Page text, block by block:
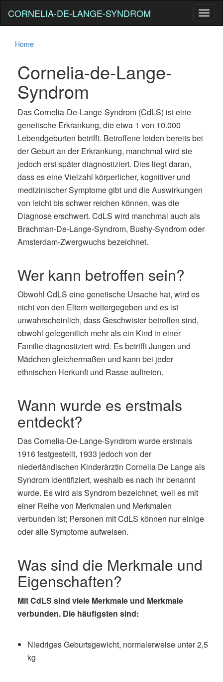
CORNELIA-DE-LANGE-SYNDROM
Home
Cornelia-de-Lange-
Syndrom
Das Cornelia-De-Lange-Syndrom (CdLS) ist eine
genetische Erkrankung, die etwa 1 von 10.000
Lebendgeburten betrifft. Betroffene leiden bereits bei
der Geburt an der Erkrankung, manchmal wird sie
jedoch erst später diagnostiziert. Dies liegt daran,
dass es eine Vielzahl körperlicher, kognitiver und
medizinischer Symptome gibt und die Auswirkungen
von leicht bis schwer reichen können, was die
Diagnose erschwert. CdLS wird manchmal auch als
Brachman-De-Lange-Syndrom, Bushy-Syndrom oder
Amsterdam-Zwergwuchs bezeichnet.
Wer kann betroffen sein?
Obwohl CdLS eine genetische Ursache hat, wird es
nicht von den Eltern weitergegeben und es ist
unwahrscheinlich, dass Geschwister betroffen sind,
obwohl gelegentlich mehr als ein Kind in einer
Familie diagnostiziert wird. Es betrifft Jungen und
Mädchen gleichermaßen und kann bei jeder
ethnischen Herkunft und Rasse auftreten.
Wann wurde es erstmals
entdeckt?
Das Cornelia-De-Lange-Syndrom wurde erstmals
1916 festgestellt, 1933 jedoch von der
niederländischen Kinderärztin Cornelia De Lange als
Syndrom identifiziert, weshalb es nach ihr benannt
wurde. Es wird als Syndrom bezeichnet, weil es mit
einer Reihe von Merkmalen und Merkmalen
verbunden ist; Personen mit CdLS können nur einige
oder alle Symptome aufweisen.
Was sind die Merkmale und
Eigenschaften?
Mit CdLS sind viele Merkmale und Merkmale
verbunden. Die häufigsten sind:
Niedriges Geburtsgewicht, normalerweise unter 2,5
kg